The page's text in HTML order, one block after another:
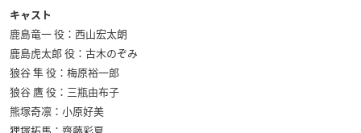
キャスト
鹿島竜一 役：西山宏太朗
鹿島虎太郎 役：古木のぞみ
狼谷 隼 役：梅原裕一郎
狼谷 鷹 役：三瓶由布子
熊塚奇凛：小原好美